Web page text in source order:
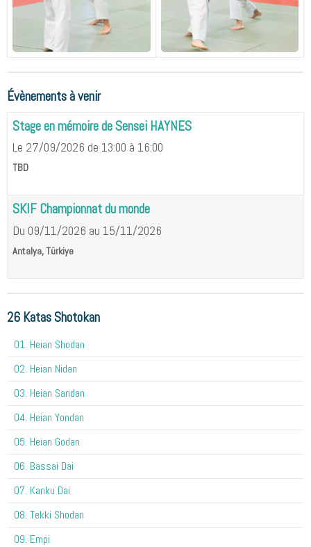
Évènements à venir
Stage en mémoire de Sensei HAYNES
Le 27/09/2026 de 13:00 à 16:00
TBD
SKIF Championnat du monde
Du 09/11/2026 au 15/11/2026
Antalya, Türkiye
26 Katas Shotokan
01. Heian Shodan
02. Heian Nidan
03. Heian Sandan
04. Heian Yondan
05. Heian Godan
06. Bassai Dai
07. Kanku Dai
08. Tekki Shodan
09. Empi